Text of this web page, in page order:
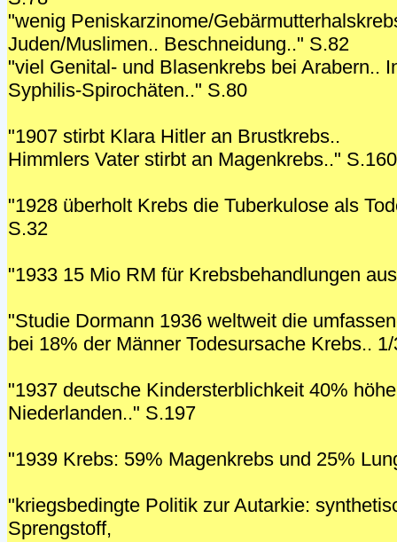
"wenig Peniskarzinome/
Juden/Muslimen.. Beschneidung.." S.82
"viel Genital- und Blasenkrebs bei Arabern..
Syphilis-Spirochäten.." S.80
"1907 stirbt Klara Hitler an Brustkrebs..
Himmlers Vater stirbt an Magenkrebs.." S.160
"1928 überholt Krebs die Tuberkulose als
S.32
"1933 15 Mio RM für Krebsbehandlungen
"Studie Dormann 1936 weltweit die
bei 18% der Männer Todesursache Krebs..
"1937 deutsche Kindersterblichkeit 40%
Niederlanden.." S.197
"1939 Krebs: 59% Magenkrebs und 25%
"kriegsbedingte Politik zur Autarkie:
Sprengstoff,